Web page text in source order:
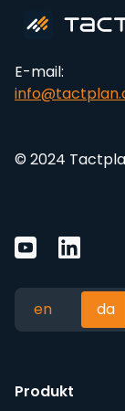
E-mail:
© 2024
en da
Produkt